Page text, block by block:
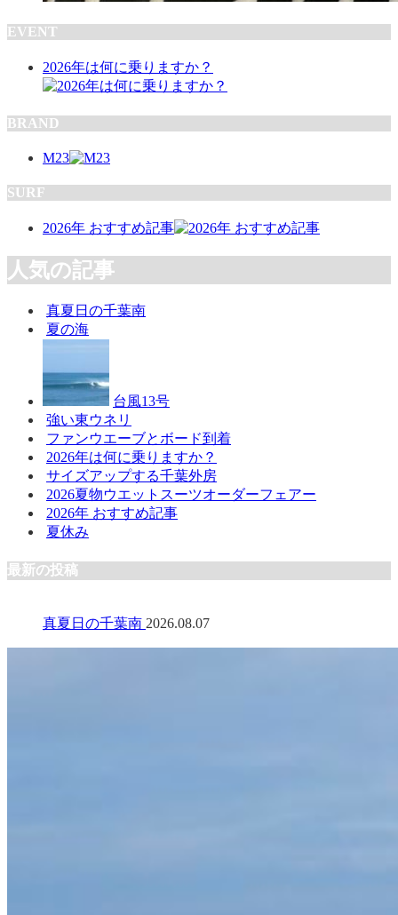
EVENT
2026年は何に乗りますか？
BRAND
M23
SURF
2026年 おすすめ記事
人気の記事
真夏日の千葉南
夏の海
台風13号
強い東ウネリ
ファンウエーブとボード到着
2026年は何に乗りますか？
サイズアップする千葉外房
2026夏物ウエットスーツオーダーフェアー
2026年 おすすめ記事
夏休み
最新の投稿
真夏日の千葉南 2026.08.07